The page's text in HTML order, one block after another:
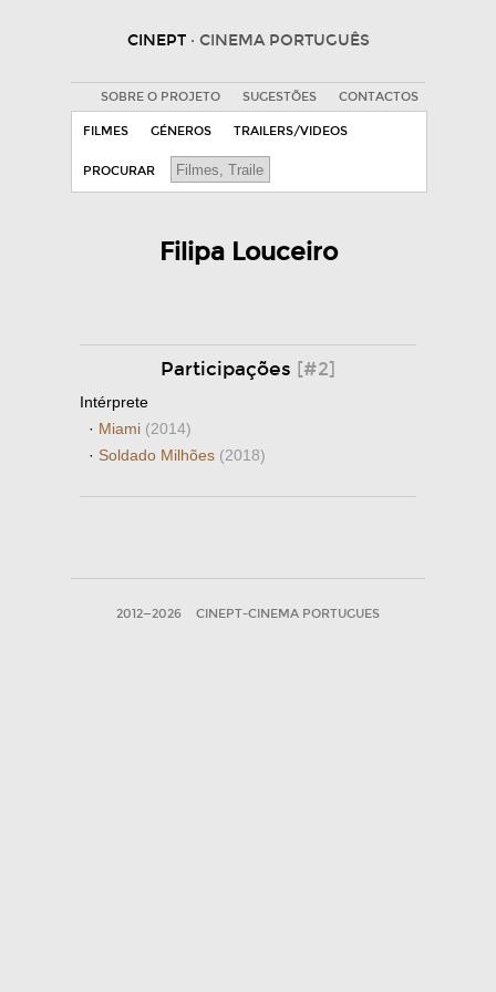
CINEPT · CINEMA PORTUGUÊS
SOBRE O PROJETO SUGESTÕES CONTACTOS
FILMES GÉNEROS TRAILERS/VIDEOS
PROCURAR
Filipa Louceiro
Participações [#2]
Intérprete
· Miami (2014)
· Soldado Milhões (2018)
2012—2026 CINEPT-CINEMA PORTUGUES